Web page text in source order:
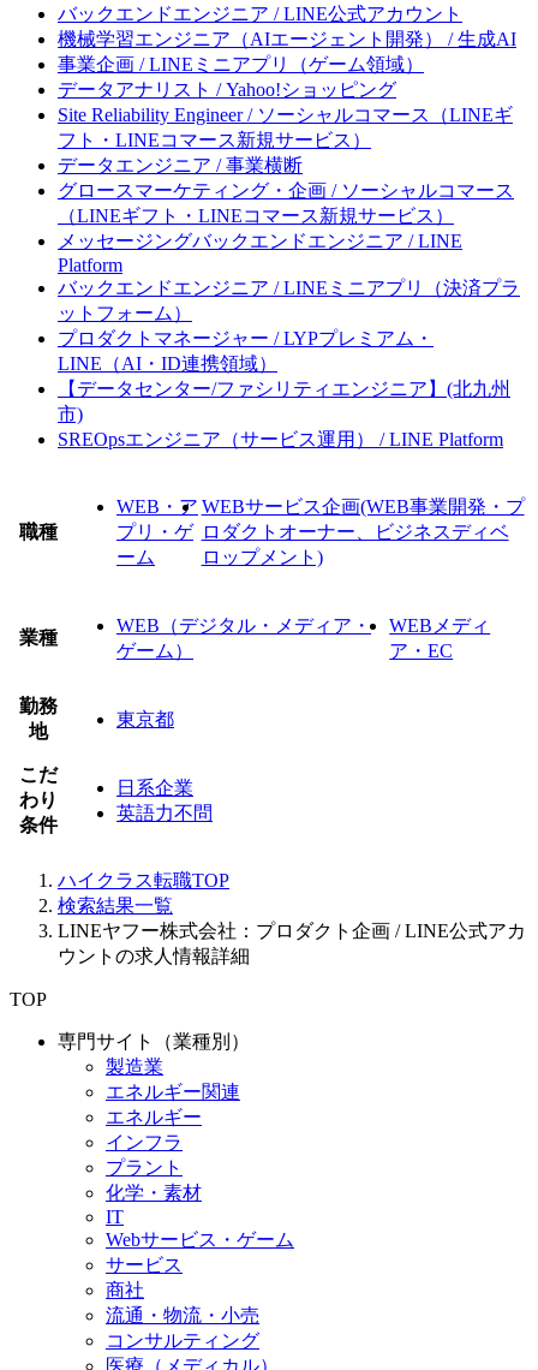
バックエンドエンジニア / LINE公式アカウント
機械学習エンジニア（AIエージェント開発） / 生成AI
事業企画 / LINEミニアプリ（ゲーム領域）
データアナリスト / Yahoo!ショッピング
Site Reliability Engineer / ソーシャルコマース（LINEギ
フト・LINEコマース新規サービス）
データエンジニア / 事業横断
グロースマーケティング・企画 / ソーシャルコマース
（LINEギフト・LINEコマース新規サービス）
メッセージングバックエンドエンジニア / LINE
Platform
バックエンドエンジニア / LINEミニアプリ（決済プラ
ットフォーム）
プロダクトマネージャー / LYPプレミアム・
LINE（AI・ID連携領域）
【データセンター/ファシリティエンジニア】(北九州
市)
SREOpsエンジニア（サービス運用） / LINE Platform
職種
WEB・ア
プリ・ゲ
ーム
WEBサービス企画(WEB事業開発・プ
ロダクトオーナー、ビジネスディベ
ロップメント)
業種
WEB（デジタル・メディア・
ゲーム）
WEBメディ
ア・EC
勤務
地
東京都
こだ
わり
条件
日系企業
英語力不問
ハイクラス転職TOP
検索結果一覧
LINEヤフー株式会社：プロダクト企画 / LINE公式アカ
ウントの求人情報詳細
TOP
専門サイト（業種別）
製造業
エネルギー関連
エネルギー
インフラ
プラント
化学・素材
IT
Webサービス・ゲーム
サービス
商社
流通・物流・小売
コンサルティング